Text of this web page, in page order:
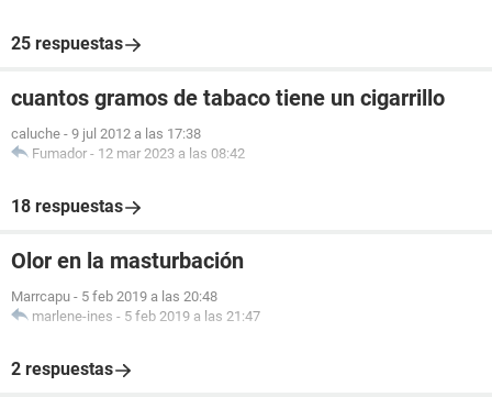
25 respuestas
cuantos gramos de tabaco tiene un cigarrillo
caluche - 9 jul 2012 a las 17:38
Fumador - 12 mar 2023 a las 08:42
18 respuestas
Olor en la masturbación
Marrcapu - 5 feb 2019 a las 20:48
marlene-ines - 5 feb 2019 a las 21:47
2 respuestas